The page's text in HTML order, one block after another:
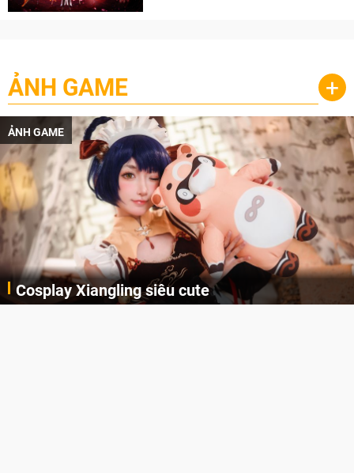
ẢNH GAME +
ẢNH GAME
Cosplay Xiangling siêu cute